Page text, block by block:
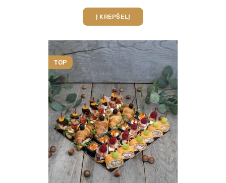
Į KREPŠELĮ
TOP